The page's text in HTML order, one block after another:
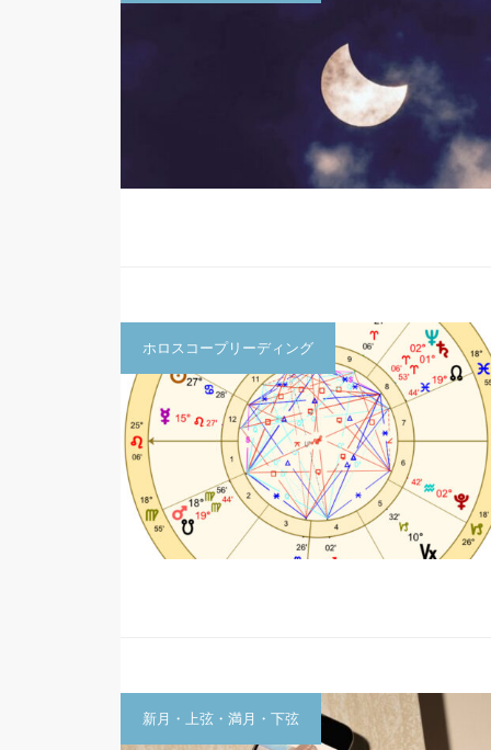
ホロスコープリーディング
新月・上弦・満月・下弦